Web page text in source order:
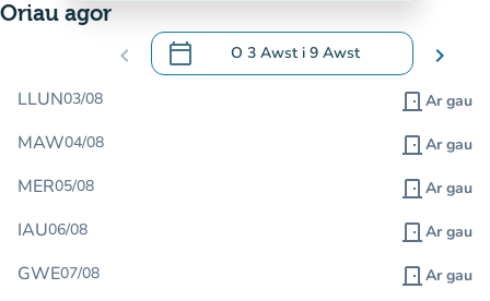
Oriau agor
chevron_left calendar_today O 3 Awst i 9 Awst
.Agor y calendr i newid dyddiadau chevron_right
LLUN03/08 door_front Ar gau
MAW04/08 door_front Ar gau
MER05/08 door_front Ar gau
IAU06/08 door_front Ar gau
GWE07/08 door_front Ar gau